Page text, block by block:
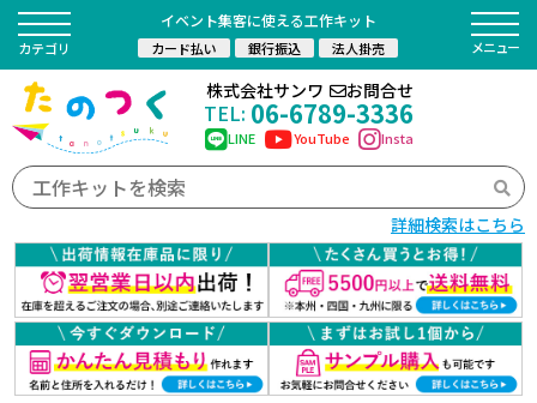
イベント集客に使える工作キット
カード払い 銀行振込 法人掛売
詳細検索はこちら
株式会社サンワ お問合せ
TEL: 06-6789-3336
LINE YouTube Insta
カテゴリ